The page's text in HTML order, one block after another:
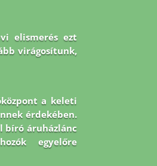
elismerés ezt
virágosítunk,
a keleti
érdekében.
bíró áruházlánc
egyelőre